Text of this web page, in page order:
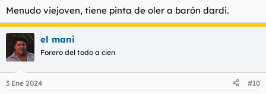
:
Menudo viejoven, tiene pinta de oler a barón dardi.
el mani
Forero del todo a cien
3 Ene 2024 #10